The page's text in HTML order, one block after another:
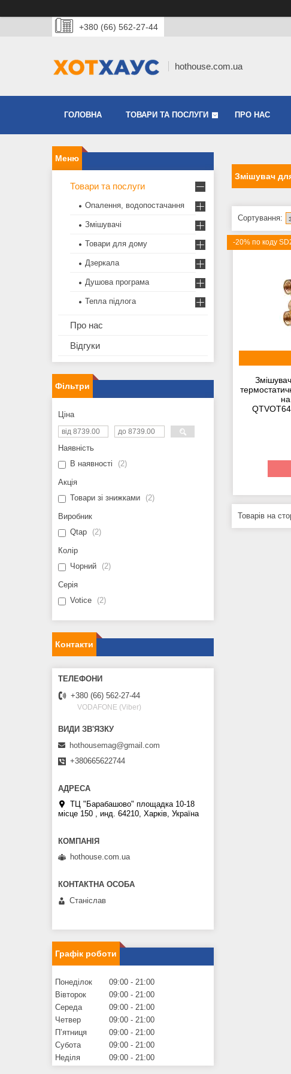
+380 (66) 562-27-44
hothouse.com.ua
ГОЛОВНА ТОВАРИ ТА ПОСЛУГИ ПРО НАС
Змішувач
-20% по коду
Товари та послуги
Опалення, водопостачання
Змішувачі
Товари для дому
Дзеркала
Душова програма
Тепла підлога
Про нас
Відгуки
Фільтри
Ціна
Наявність
В наявності
2
Акція
Товари зі знижками
2
Виробник
Qtap
2
Колір
Чорний
2
Серія
Votice
2
Контакти
+380 (66) 562-27-44
VODAFONE (Viber)
hothousemag@gmail.com
+380665622744
ТЦ "Барабашово" площадка 10-18
місце 150 , инд. 64210, Харків, Україна
hothouse.com.ua
Станіслав
Графік роботи
Понеділок 09:00
21:00
Вівторок
09:00
21:00
Середа
09:00
21:00
Четвер
09:00
21:00
Пʼятниця
09:00
21:00
Субота
09:00
21:00
Неділя
09:00 21:00